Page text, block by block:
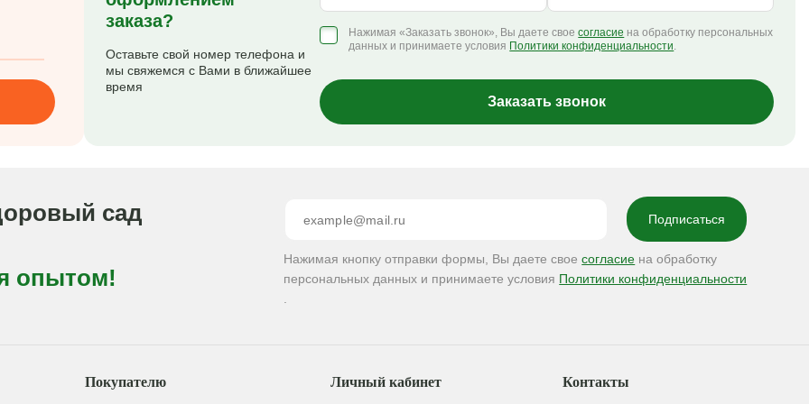
к врачу!
опасен).
человека,
среды. Не
или
мер
в закрытой
лекарств и
тары
заказа?
Оставьте свой номер телефона и
мы свяжемся с Вами в ближайшее
время
Нажимая «Заказать звонок», Вы даете своесогласие на обработку персональных
данных и принимаете условия Политики конфиденциальности.
Заказать звонок
сад
опытом!
Нажимая кнопку отправки формы, Вы даете своесогласие на обработку
персональных данных и принимаете условия Политики конфиденциальности
.
Покупателю Личный кабинет Контакты